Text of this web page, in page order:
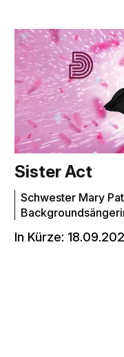
Sister Act
Schwester Mary
In Kürze: